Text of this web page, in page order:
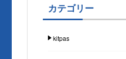
カテゴリー
kitpas